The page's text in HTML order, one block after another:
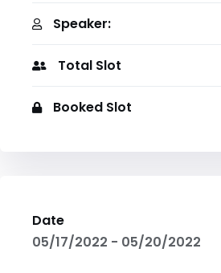
Speaker:
Total Slot
Booked Slot
Date
05/17/2022 - 05/20/2022